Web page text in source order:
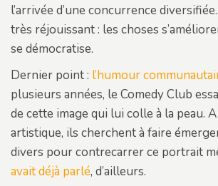
l’arrivée d’une concurrence
très réjouissant : les choses
se démocratise.
Dernier point : l’humour
plusieurs années, le Comedy Club
de cette image qui lui colle à la peau.
artistique, ils cherchent à faire
divers pour contrecarrer ce portrait
avait déjà parlé, d’ailleurs.